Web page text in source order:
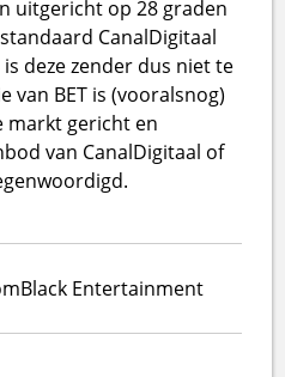
uitgericht op 28 graden
CanalDigitaal
is deze zender dus niet te
van BET is (vooralsnog)
markt gericht en
van CanalDigitaal of
Black Entertainment